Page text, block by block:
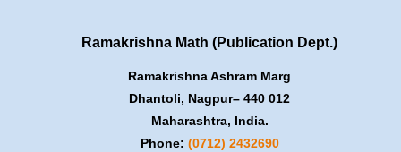
Ramakrishna Math (Publication Dept.)
Ramakrishna Ashram Marg
Dhantoli, Nagpur– 440 012
Maharashtra, India.
Phone: (0712) 2432690